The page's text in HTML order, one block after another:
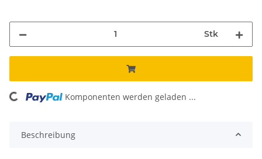
Stk
Komponenten werden geladen ...
Beschreibung